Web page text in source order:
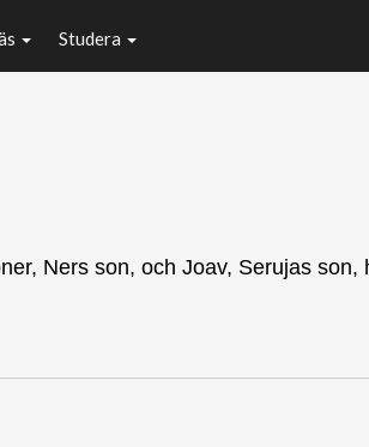
Studera
Ners son, och Joav, Serujas